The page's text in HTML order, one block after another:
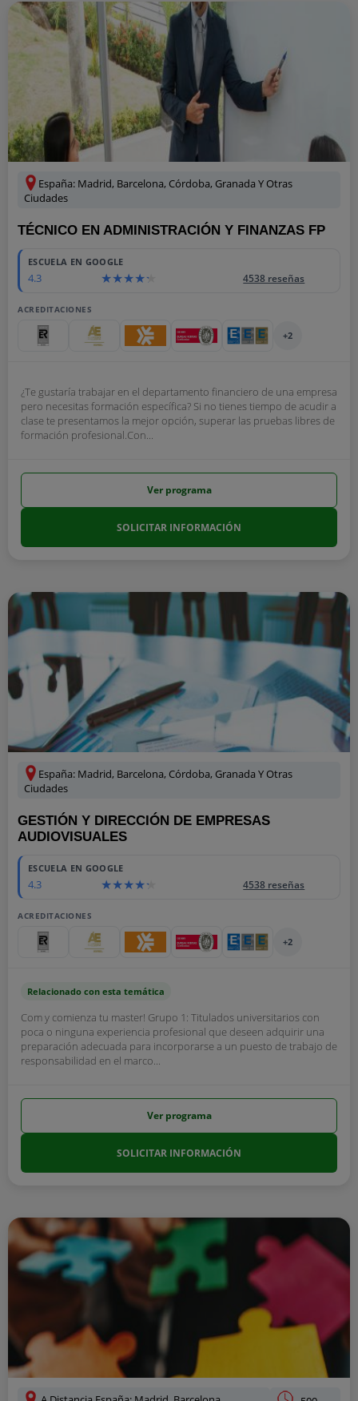
España: Madrid, Barcelona, Córdoba, Granada Y Otras
Ciudades
TÉCNICO EN ADMINISTRACIÓN Y FINANZAS FP
ESCUELA EN GOOGLE
4.3 4538 reseñas
ACREDITACIONES
+2
¿Te gustaría trabajar en el departamento financiero de una empresa
pero necesitas formación específica? Si no tienes tiempo de acudir a
clase te presentamos la mejor opción, superar las pruebas libres de
formación profesional.Con...
Ver programa
SOLICITAR INFORMACIÓN
España: Madrid, Barcelona, Córdoba, Granada Y Otras
Ciudades
GESTIÓN Y DIRECCIÓN DE EMPRESAS
AUDIOVISUALES
ESCUELA EN GOOGLE
4.3 4538 reseñas
ACREDITACIONES
+2
Relacionado con esta temática
Com y comienza tu master! Grupo 1: Titulados universitarios con
poca o ninguna experiencia profesional que deseen adquirir una
preparación adecuada para incorporarse a un puesto de trabajo de
responsabilidad en el marco...
Ver programa
SOLICITAR INFORMACIÓN